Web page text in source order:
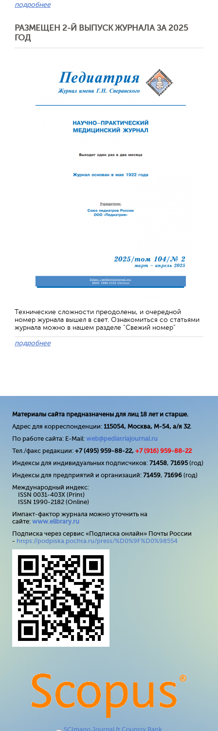
подробнее
РАЗМЕЩЕН 2-Й ВЫПУСК ЖУРНАЛА ЗА 2025
ГОД
Технические сложности преодолены, и очередной
номер журнала вышел в свет. Ознакомиться со статьями
журнала можно в нашем разделе "Свежий номер"
подробнее
Материалы сайта предназначены для лиц 18 лет и старше.
Адрес для корреспонденции: 115054, Москва, М-54, а/я 32.
По работе сайта: E-Mail: web@pediatriajournal.ru
Тел./факс редакции: +7 (495) 959-88-22, +7 (916) 959-88-22
Индексы для индивидуальных подписчиков: 71458, 71695(год)
Индексы для предприятий и организаций: 71459, 71696 (год)
Международный индекс:
ISSN 0031-403X (Print)
ISSN 1990-2182 (Online)
Импакт-фактор журнала можно уточнить на
сайте: www.elibrary.ru
Подписка через сервис «Подписка онлайн» Почты России
- https://podpiska.pochta.ru/press/%D0%9F%D0%98554